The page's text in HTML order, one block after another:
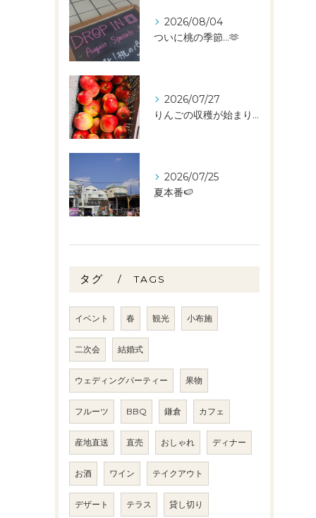
2026/08/04
ついに桃の季節…🫶
2026/07/27
りんごの収穫が始まりました🧑‍🌾🍎
2026/07/25
夏本番🍉
タグ TAGS
イベント 春 観光 小布施
二次会 結婚式
ウェディングパーティー 果物
フルーツ BBQ 鎌倉 カフェ
産地直送 直売 おしゃれ ディナー
お酒 ワイン テイクアウト
デザート テラス 貸し切り